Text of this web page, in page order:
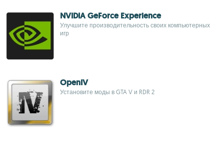
NVIDIA GeForce Experience
Улучшите производительность своих компьютерных
игр
OpenIV
Установите моды в GTA V и RDR 2